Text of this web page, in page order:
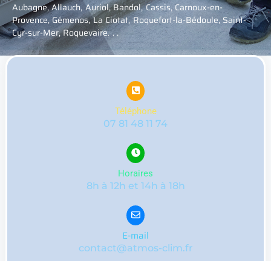
Aubagne, Allauch, Auriol, Bandol, Cassis, Carnoux-en-
Provence, Gémenos, La Ciotat, Roquefort-la-Bédoule, Saint-
Cyr-sur-Mer, Roquevaire. . .
Téléphone
07 81 48 11 74
Horaires
8h à 12h et 14h à 18h
E-mail
contact@atmos-clim.fr